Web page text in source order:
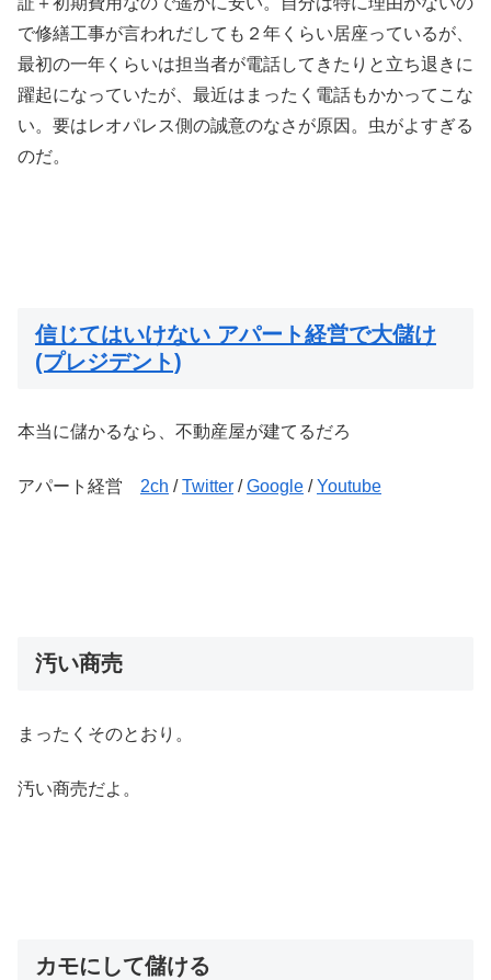
で修繕工事が言われだしても２年くらい居座っているが、
最初の一年くらいは担当者が電話してきたりと立ち退きに
躍起になっていたが、最近はまったく電話もかかってこな
い。要はレオパレス側の誠意のなさが原因。虫がよすぎる
のだ。
信じてはいけない アパート経営で大儲け
(プレジデント)
本当に儲かるなら、不動産屋が建てるだろ
アパート経営 2ch /Twitter /Google /Youtube
汚い商売
まったくそのとおり。
汚い商売だよ。
カモにして儲ける